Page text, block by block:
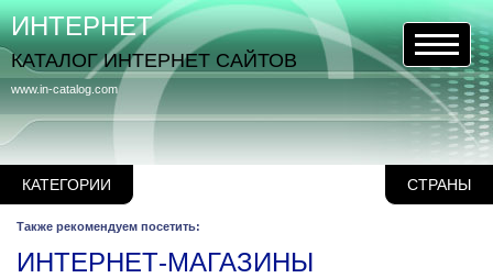
КАТЕГОРИИ СТРАНЫ
www.in-catalog.com
ИНТЕРНЕТ
КАТАЛОГ ИНТЕРНЕТ САЙТОВ
Также рекомендуем посетить:
ИНТЕРНЕТ-МАГАЗИНЫ